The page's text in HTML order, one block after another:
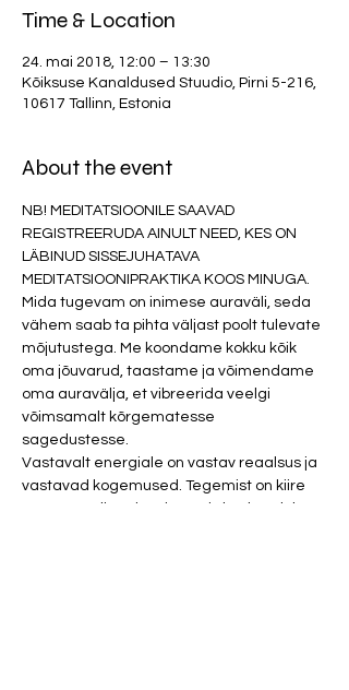
Time & Location
24. mai 2018, 12:00 – 13:30
Kõiksuse Kanaldused Stuudio, Pirni 5-216,
10617 Tallinn, Estonia
About the event
NB! MEDITATSIOONILE SAAVAD
REGISTREERUDA AINULT NEED, KES ON
LÄBINUD SISSEJUHATAVA
MEDITATSIOONIPRAKTIKA KOOS MINUGA.
Mida tugevam on inimese auraväli, seda
vähem saab ta pihta väljast poolt tulevate
mõjutustega. Me koondame kokku kõik
oma jõuvarud, taastame ja võimendame
oma auravälja, et vibreerida veelgi
võimsamalt kõrgematesse
sagedustesse.
Vastavalt energiale on vastav reaalsus ja
vastavad kogemused. Tegemist on kiire